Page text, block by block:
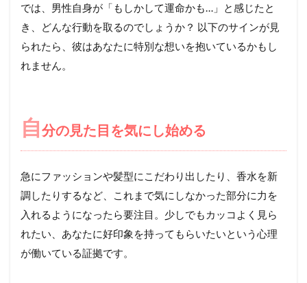
では、男性自身が「もしかして運命かも…」と感じたと
き、どんな行動を取るのでしょうか？ 以下のサインが見
られたら、彼はあなたに特別な想いを抱いているかもし
れません。
自分の見た目を気にし始める
急にファッションや髪型にこだわり出したり、香水を新
調したりするなど、これまで気にしなかった部分に力を
入れるようになったら要注目。少しでもカッコよく見ら
れたい、あなたに好印象を持ってもらいたいという心理
が働いている証拠です。